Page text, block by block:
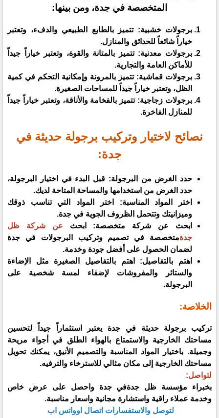
المتخصصة في جدة، ومن بينها:
برجولات خشبية: تتميز بالطابع الطبيعي والدفء، وتعتبر
خياراً شائعاً للحدائق والمنازل.
برجولات معدنية: تتميز بالمتانة والقوة، وتعتبر خياراً جيداً
للأماكن العامة والتجارية.
برجولات قماشية: تتميز بالمرونة وإمكانية التحكم في كمية
الظل، وتعتبر خياراً جيداً للمساحات الصغيرة.
برجولات زجاجية: تتميز بالفخامة والأناقة، وتعتبر خياراً جيداً
للمنازل الفاخرة.
نصائح لاختيار وتركيب برجولة حديثة في
جدة:
حدد الغرض من البرجولة: قبل البدء في اختيار البرجولة،
حدد الغرض من استخدامها والمساحة المتاحة لديك.
اختر المواد المناسبة: اختر المواد التي تناسب ذوقك
وميزانيتك وتتحمل الظروف الجوية في جدة.
ابحث عن شركة متخصصة: ابحث عن شركة ظل
جدةمتخصصة في تصميم وتركيب البرجولات في جدة
لضمان الحصول على أفضل جودة وخدمة.
اهتم بالتفاصيل: اهتم بالتفاصيل الصغيرة مثل الإضاءة
والستائر والمفروشات لإضفاء لمسة شخصية على
البرجولة.
الخلاصة:
تركيب برجولة حديثة في جدة يعتبر استثماراً جيداً لتحسين
مساحتك الخارجية والاستمتاع بالهواء الطلق في أجواء مريحة
وجميلة. باختيار المواد المناسبة والتصميم الأنيق، يمكنك تحويل
مساحتك الخارجية إلى مكان مثالي للاسترخاء والترفيه.
لتواصل:
بخبراء مؤسسة ظل جدةفي جدة واحصل على عرض خاص
وخدمة عملاء راقية واستشارة مجانية واسعار مناسبة.
لتوصل والاستفسارات اتصال اوواتس اب